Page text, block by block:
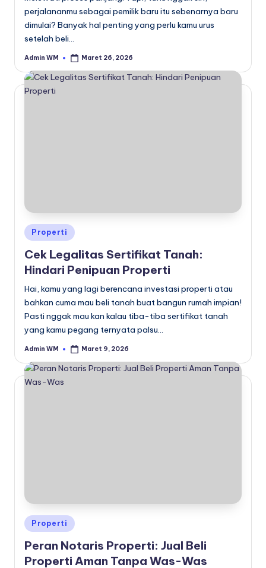
perjalananmu sebagai pemilik baru itu sebenarnya baru
dimulai? Banyak hal penting yang perlu kamu urus
setelah beli…
Posted
Admin WM Maret 26, 2026
Posted
in
Properti
Cek Legalitas Sertifikat Tanah:
Hindari Penipuan Properti
Hai, kamu yang lagi berencana investasi properti atau
bahkan cuma mau beli tanah buat bangun rumah impian!
Pasti nggak mau kan kalau tiba-tiba sertifikat tanah
yang kamu pegang ternyata palsu…
Posted
Admin WM Maret 9, 2026
Posted
in
Properti
Peran Notaris Properti: Jual Beli
Properti Aman Tanpa Was-Was